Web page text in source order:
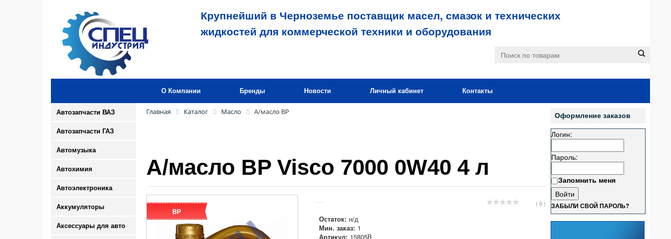
Крупнейший в Черноземье поставщик масел, смазок и технических
жидкостей для коммерческой техники и оборудования
О Компании Бренды Новости Личный кабинет Контакты
Автозапчасти ВАЗ
Автозапчасти ГАЗ
Автомузыка
Автохимия
Автоэлектроника
Аккумуляторы
Аксессуары для авто
Главная Каталог Масло А/масло BP
А/масло BP Visco 7000 0W40 4 л
BP
( 0 )
Остаток: н/д
Мин. заказ: 1
Артикул: 15805B
Оформление заказов
Логин:
Пароль:
Запомнить меня
ЗАБЫЛИ СВОЙ ПАРОЛЬ?